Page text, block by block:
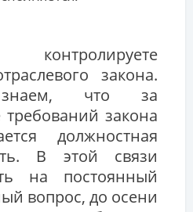
закона.
что за
закона
должностная
В этой связи
на постоянный
вопрос, до осени